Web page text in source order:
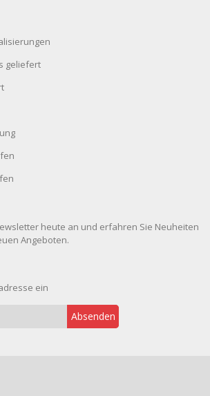
geliefert
heute an und erfahren Sie Neuheiten
Angeboten.
ein
Absenden